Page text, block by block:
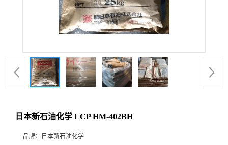
日本新石油化学 LCP HM-402BH
品牌：
日本新石油化学